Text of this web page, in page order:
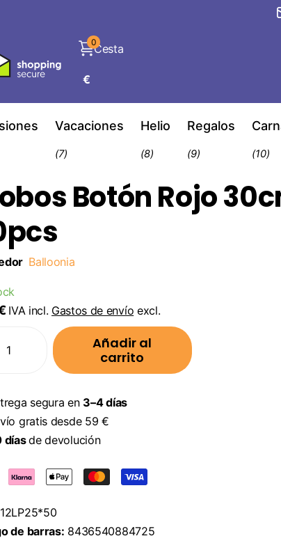
Cesta
0
€
Vacaciones
(7)
Helio
(8)
Regalos
(9) (10)
Botón Rojo
Balloonia
IVA incl. Gastos de envío excl.
Añadir al
carrito
segura en 3–4 días
gratis desde 59 €
díasde devolución
12LP25*50
de barras: 8436540884725